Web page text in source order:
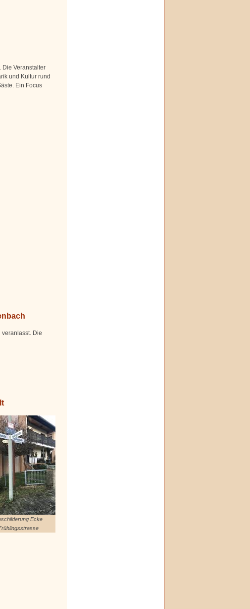
Die Veranstalter
und Kultur rund
Ein Focus
Die
Ecke